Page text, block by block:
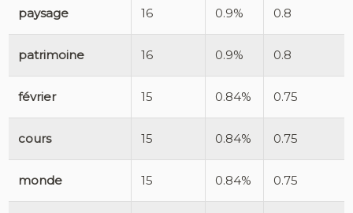
paysage 16 0.9% 0.8
patrimoine 16 0.9% 0.8
février 15 0.84% 0.75
cours 15 0.84% 0.75
monde 15 0.84% 0.75